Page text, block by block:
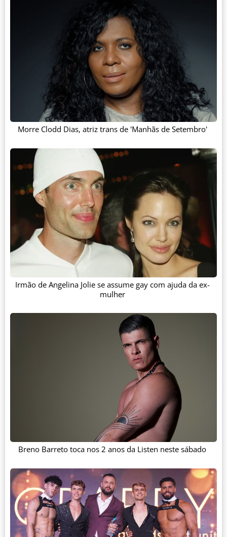
Morre Clodd Dias, atriz trans de 'Manhãs de Setembro'
Irmão de Angelina Jolie se assume gay com ajuda da ex-
mulher
Breno Barreto toca nos 2 anos da Listen neste sábado